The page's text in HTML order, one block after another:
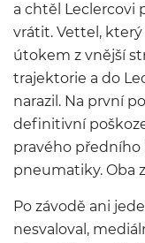
a chtěl Leclercovi
vrátit. Vettel,
útokem z vnější
trajektorie a do
narazil. Na první
definitivní
pravého předního
pneumatiky. Oba
Po závodě ani
nesvaloval,